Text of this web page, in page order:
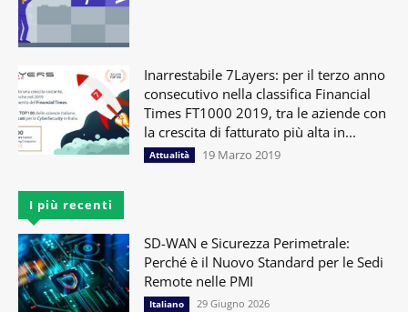
Inarrestabile 7Layers: per il terzo anno
consecutivo nella classifica Financial
Times FT1000 2019, tra le aziende con
la crescita di fatturato più alta in...
Attualità 19 Marzo 2019
I più recenti
SD-WAN e Sicurezza Perimetrale:
Perché è il Nuovo Standard per le Sedi
Remote nelle PMI
Italiano 29 Giugno 2026